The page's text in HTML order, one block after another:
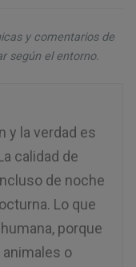
y comentarios de
según el entorno.
y la verdad es
calidad de
de noche
Lo que
porque
o